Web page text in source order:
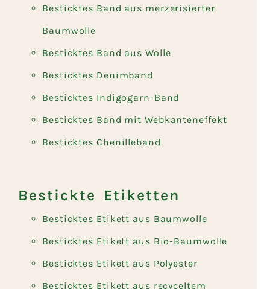
Besticktes Band aus merzerisierter
Baumwolle
Besticktes Band aus Wolle
Besticktes Denimband
Besticktes Indigogarn-Band
Besticktes Band mit Webkanteneffekt
Besticktes Chenilleband
Bestickte Etiketten
Besticktes Etikett aus Baumwolle
Besticktes Etikett aus Bio-Baumwolle
Besticktes Etikett aus Polyester
Besticktes Etikett aus recyceltem